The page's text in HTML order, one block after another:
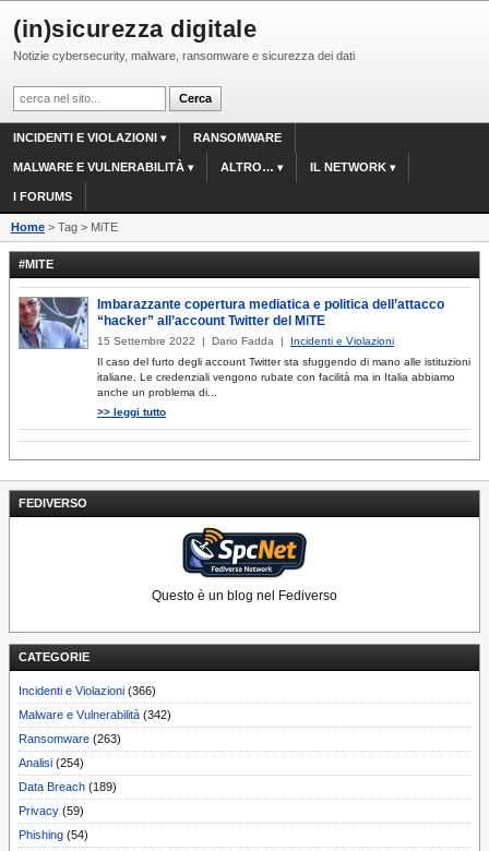
(in)sicurezza digitale
Notizie cybersecurity, malware, ransomware e sicurezza dei dati
INCIDENTI E VIOLAZIONI RANSOMWARE
MALWARE E VULNERABILITÀ ALTRO… IL NETWORK
I FORUMS
Home > Tag > MiTE
FEDIVERSO
Questo è un blog nel Fediverso
CATEGORIE
Incidenti e Violazioni (366)
Malware e Vulnerabilità (342)
Ransomware (263)
Analisi (254)
Data Breach (189)
Privacy (59)
Phishing (54)
#MITE
Imbarazzante copertura mediatica e politica dell’attacco
“hacker” all’account Twitter del MiTE
15 Settembre 2022 | Dario Fadda | Incidenti e Violazioni
Il caso del furto degli account Twitter sta sfuggendo di mano alle istituzioni
italiane. Le credenziali vengono rubate con facilità ma in Italia abbiamo
anche un problema di...
>> leggi tutto